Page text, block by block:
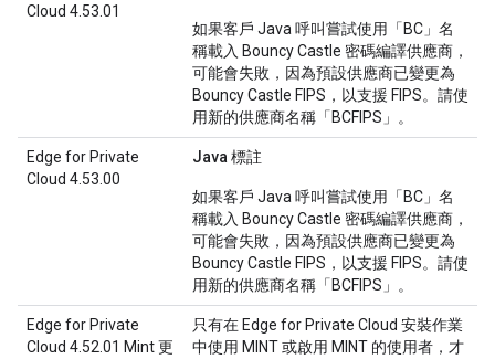
Cloud 4.53.01
如果客戶 Java 呼叫嘗試使用「BC」名
稱載入 Bouncy Castle 密碼編譯供應商，
可能會失敗，因為預設供應商已變更為
Bouncy Castle FIPS，以支援 FIPS。請使
用新的供應商名稱「BCFIPS」
。
Edge for Private
Cloud 4.53.00
Java 標註
如果客戶 Java 呼叫嘗試使用「BC」名
稱載入 Bouncy Castle 密碼編譯供應商，
可能會失敗，因為預設供應商已變更為
Bouncy Castle FIPS，以支援 FIPS。請使
用新的供應商名稱「BCFIPS」
。
Edge for Private
Cloud 4.52.01 Mint 更
只有在 Edge for Private Cloud 安裝作業
中使用 MINT 或啟用 MINT 的使用者，才